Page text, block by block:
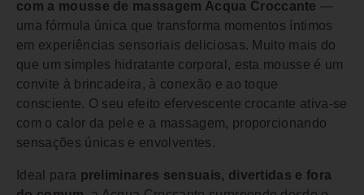
com a mousse de massagem Acqua Croccante —
uma fórmula única que transforma momentos íntimos
em experiências sensoriais deliciosas. Muito mais do
que um simples hidratante corporal, esta mousse é um
convite à brincadeira, à conexão e ao toque
consciente. O seu efeito efervescente crocante ativa-se
com o calor da pele e a massagem, proporcionando
sensações únicas e envolventes.
Ideal para preliminares sensuais, divertidas e fora